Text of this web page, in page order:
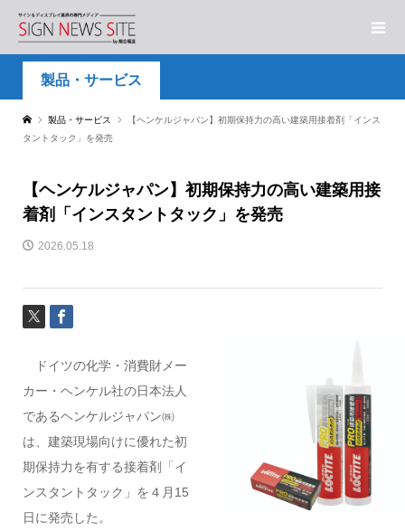
製品・サービス
製品・サービス
【ヘンケルジャパン】初期保持力の高い建築用接着剤「インス
タントタック」を発売
【ヘンケルジャパン】初期保持力の高い建築用接
着剤「インスタントタック」を発売
2026.05.18
ドイツの化学・消費財メー
カー・ヘンケル社の日本法人
であるヘンケルジャパン㈱
は、建築現場向けに優れた初
期保持力を有する接着剤「イ
ンスタントタック」を４月15
日に発売した。